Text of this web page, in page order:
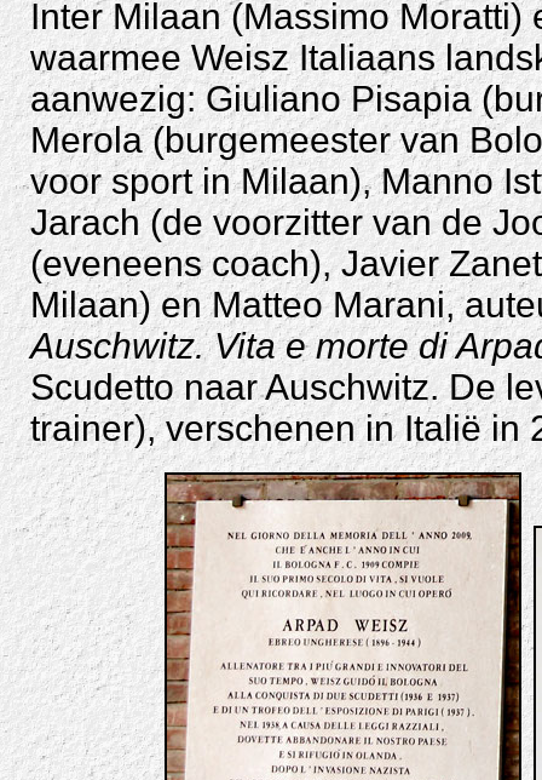
Inter Milaan (Massimo
waarmee Weisz Italiaans
aanwezig: Giuliano Pisapia
Merola (burgemeester van
voor sport in Milaan), Manno
Jarach (de voorzitter van de
(eveneens coach), Javier
Milaan) en Matteo Marani,
Auschwitz. Vita e morte di
Scudetto naar Auschwitz. De
trainer), verschenen in Italië in